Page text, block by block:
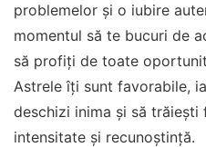
problemelor și o iubire
momentul să te bucuri de
să profiți de toate
Astrele îți sunt favorabile,
deschizi inima și să trăiești
intensitate și recunoștință.